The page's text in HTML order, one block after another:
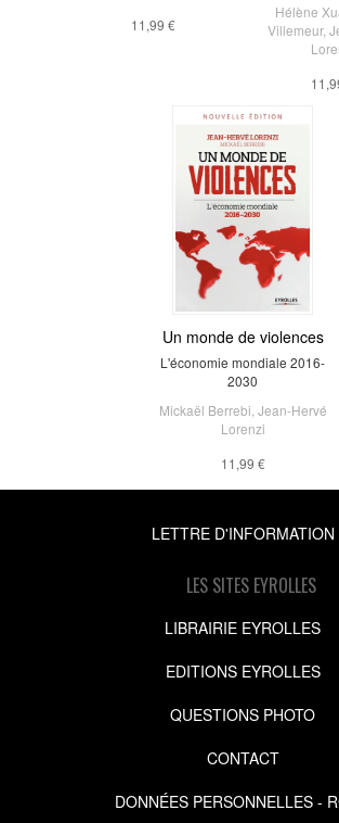
11,99 €
Hélène
Villemeur,
Un monde de violences
L'économie mondiale 2016-
2030
Mickaël Berrebi Jean-Hervé
Lorenzi
11,99 €
LETTRE D'INFORMATION
LES SITES EYROLLES
LIBRAIRIE EYROLLES
EDITIONS EYROLLES
QUESTIONS PHOTO
CONTACT
DONNÉES PERSONNELLES -